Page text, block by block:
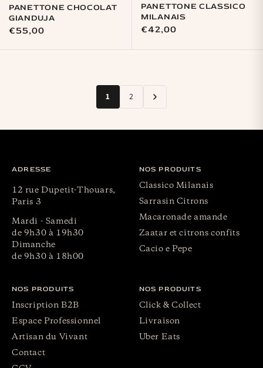
PANETTONE CHOCOLAT
GIANDUJA
Prix
€55,00
PANETTONE CLASSICO
MILANAIS
Prix
€42,00
1 2
ADRESSE
12 rue Dupetit-Thouars,
Paris 3
Mardi - Samedi
de 9h30 à 19h30
Dimanche
de 9h30 à 18h00
NOS PRODUITS
Classico Milanais
Sarrasin Citrons
Macaronade amande
Zaatar et citrons confits
Cacio e Pepe
NOS PRODUITS
Inscription B2B
Espace Professionnel
Artisan du Vivant
Contact
NOS PRODUITS
Click & Collect
Livraison
Uber Eats